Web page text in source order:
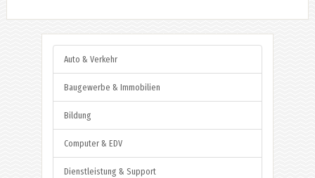
Auto & Verkehr
Baugewerbe & Immobilien
Bildung
Computer & EDV
Dienstleistung & Support